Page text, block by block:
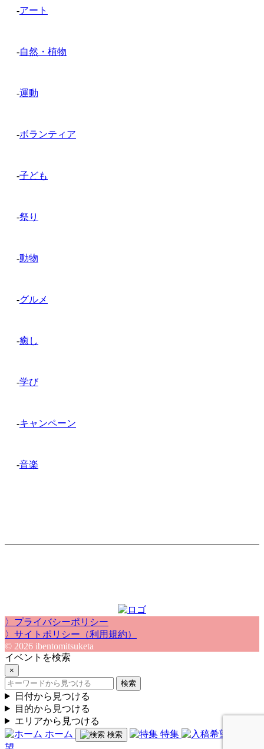
-アート
-自然・植物
-運動
-ボランティア
-子ども
-祭り
-動物
-グルメ
-癒し
-学び
-キャンペーン
-音楽
〉プライバシーポリシー
〉サイトポリシー（利用規約）
© 2026 ibentomitsuketa
イベントを検索
×
検索
日付から見つける
目的から見つける
エリアから見つける
ホーム
検索 特集